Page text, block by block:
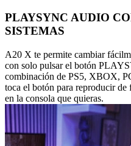
PLAYSYNC AUDIO
SISTEMAS
A20 X te permite cambiar
con solo pulsar el botón
combinación de PS5, XBOX,
toca el botón para reproducir
en la consola que quieras.